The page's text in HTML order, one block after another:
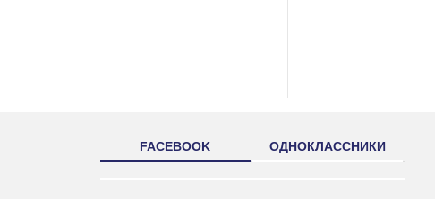
FACEBOOK ОДНОКЛАССНИКИ